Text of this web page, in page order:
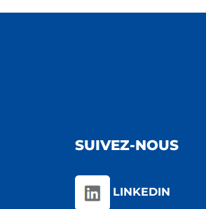
SUIVEZ-NOUS
LINKEDIN